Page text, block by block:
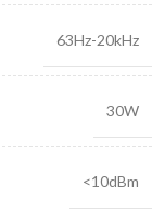
63Hz-20kHz
30W
<10dBm